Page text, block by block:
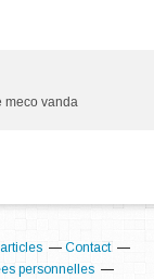
meco vanda
Contact
personnelles